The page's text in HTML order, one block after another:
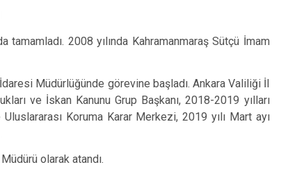
2008 yılında Kahramanmaraş Sütçü İmam
Müdürlüğünde görevine başladı. Ankara Valiliği İl
ve İskan Kanunu Grup Başkanı, 2018-2019 yılları
Koruma Karar Merkezi, 2019 yılı Mart ayı
olarak atandı.